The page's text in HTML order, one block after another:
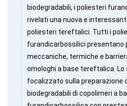
biodegradabili, i poliesteri
rivelati una nuova e
poliesteri tereftalici. Tutti i
furandicarbossilici presentano
meccaniche, termiche e
omologhi a base tereftalica. Lo
focalizzato sulla preparazione
biodegradabili di copolimeri a